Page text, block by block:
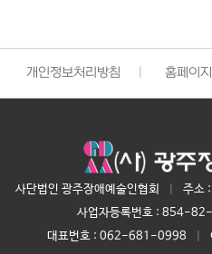
개인정보처리방침 홈페이
사단법인 광주장애예술인협회
주소
사업자등록번호 : 854-
대표번호 : 062-681-0998